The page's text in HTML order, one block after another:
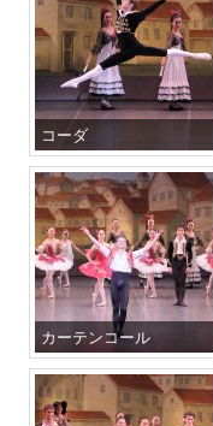
コーダ
カーテンコール